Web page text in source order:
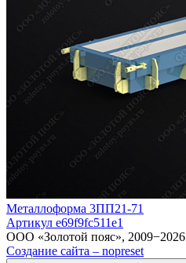
Металлоформа 3ПП21-71
Артикул e69f9fc511e1
ООО «Золотой пояс», 2009−2026
Создание сайта – nopreset